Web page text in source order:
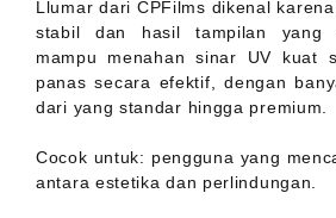
Llumar dari CPFilms dikenal
stabil dan hasil tampilan yang
mampu menahan sinar UV kuat
panas secara efektif, dengan
dari yang standar hingga premium.
Cocok untuk: pengguna yang
antara estetika dan perlindungan.